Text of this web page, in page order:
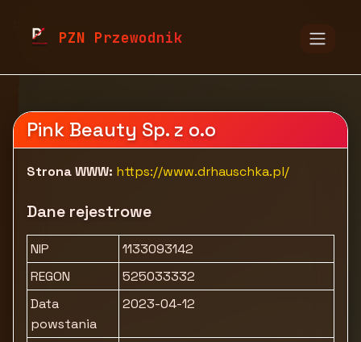
PZN Przewodnik
Kosmetyki i pielęgnacja
Pink Beauty Sp. z o.o
Strona WWW: https://www.drhauschka.pl/
Dane rejestrowe
NIP
1133093142
REGON
525033332
Data
powstania
2023-04-12